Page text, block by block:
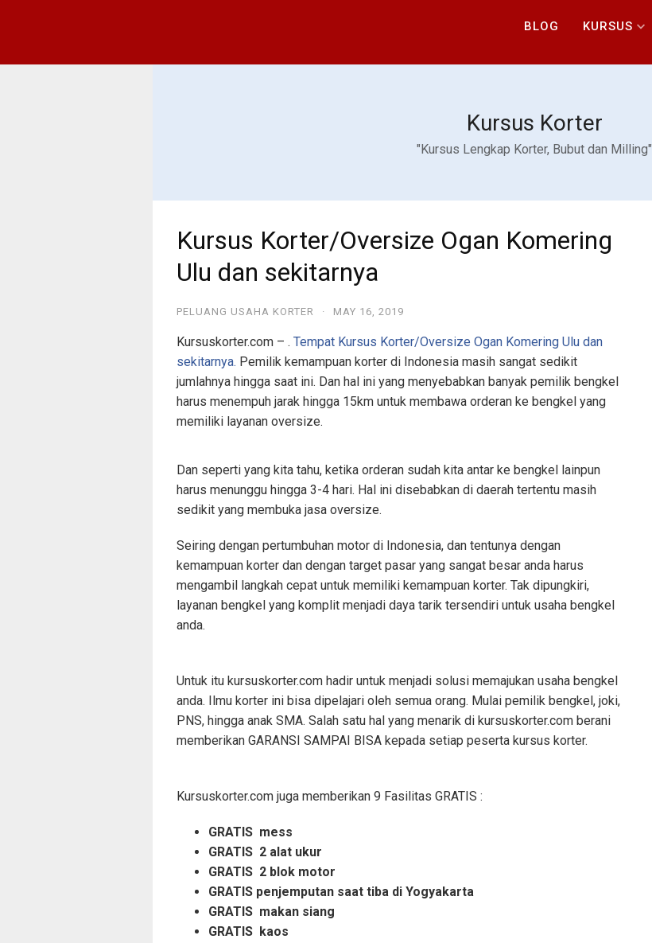
BLOG KURSUS
Kursus Korter
"Kursus Lengkap Korter, Bubut dan Milling"
Kursus Korter/Oversize Ogan Komering
Ulu dan sekitarnya
PELUANG USAHA KORTER · MAY 16, 2019
Kursuskorter.com – . Tempat Kursus Korter/Oversize Ogan Komering Ulu dan
sekitarnya. Pemilik kemampuan korter di Indonesia masih sangat sedikit
jumlahnya hingga saat ini. Dan hal ini yang menyebabkan banyak pemilik bengkel
harus menempuh jarak hingga 15km untuk membawa orderan ke bengkel yang
memiliki layanan oversize.
Dan seperti yang kita tahu, ketika orderan sudah kita antar ke bengkel lainpun
harus menunggu hingga 3-4 hari. Hal ini disebabkan di daerah tertentu masih
sedikit yang membuka jasa oversize.
Seiring dengan pertumbuhan motor di Indonesia, dan tentunya dengan
kemampuan korter dan dengan target pasar yang sangat besar anda harus
mengambil langkah cepat untuk memiliki kemampuan korter. Tak dipungkiri,
layanan bengkel yang komplit menjadi daya tarik tersendiri untuk usaha bengkel
anda.
Untuk itu kursuskorter.com hadir untuk menjadi solusi memajukan usaha bengkel
anda. Ilmu korter ini bisa dipelajari oleh semua orang. Mulai pemilik bengkel, joki,
PNS, hingga anak SMA. Salah satu hal yang menarik di kursuskorter.com berani
memberikan GARANSI SAMPAI BISA kepada setiap peserta kursus korter.
Kursuskorter.com juga memberikan 9 Fasilitas GRATIS :
GRATIS mess
GRATIS 2 alat ukur
GRATIS 2 blok motor
GRATIS penjemputan saat tiba di Yogyakarta
GRATIS makan siang
GRATIS kaos